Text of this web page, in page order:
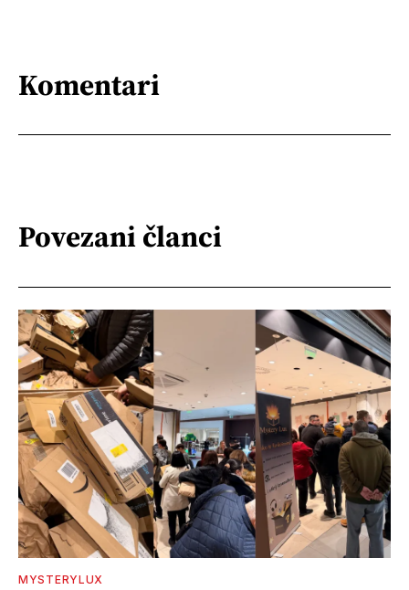
Komentari
Povezani članci
MYSTERYLUX